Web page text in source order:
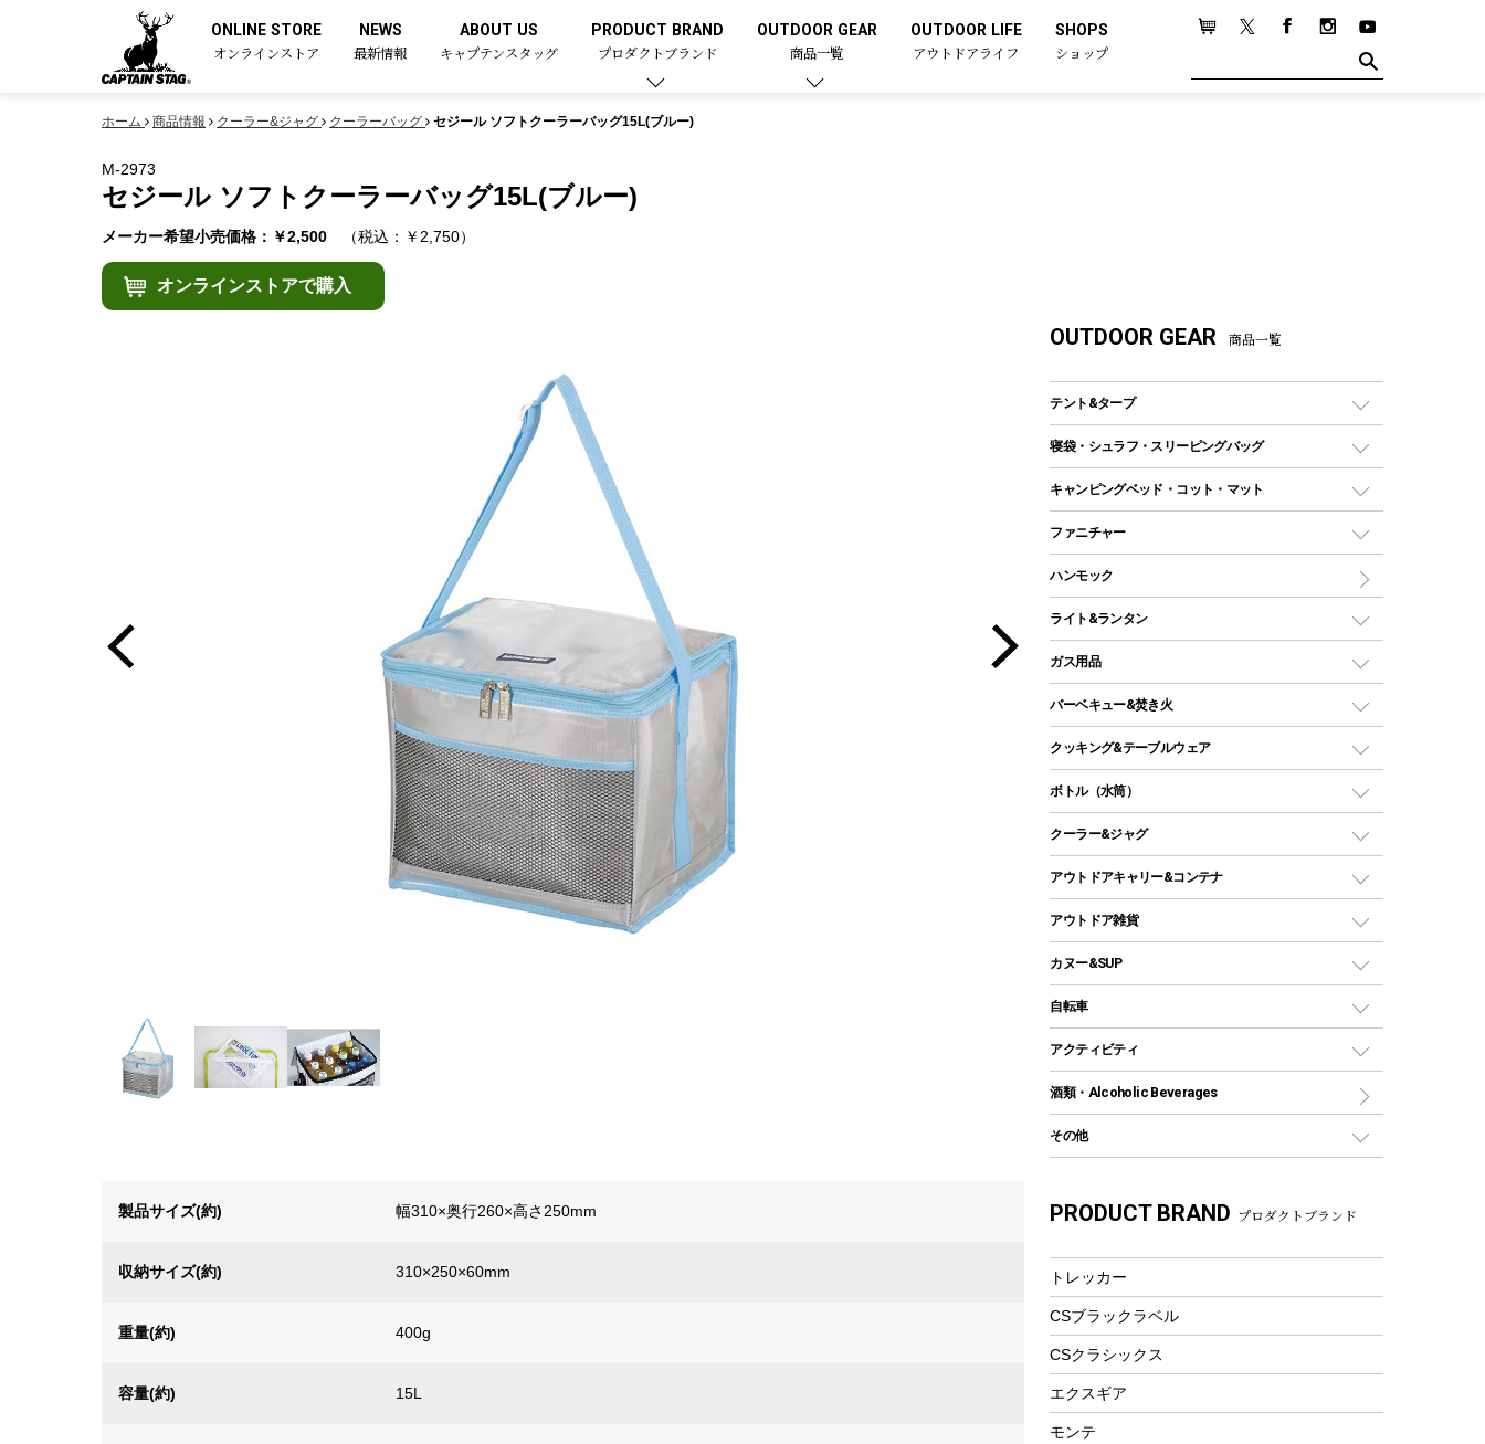
ONLINE STORE
オンラインストア
NEWS
最新情報
ABOUT US
キャプテンスタッグ
PRODUCT BRAND
プロダクトブランド
OUTDOOR GEAR
商品一覧
OUTDOOR LIFE
アウトドアライフ
SHOPS
ショップ
ホーム 商品情報 クーラー&ジャグ クーラーバッグ セジール ソフトクーラーバッグ15L(ブルー)
M-2973
セジール ソフトクーラーバッグ15L(ブルー)
メーカー希望小売価格：￥2,500 （税込：￥2,750）
オンラインストアで購入
製品サイズ(約) 幅310×奥行260×高さ250mm
収納サイズ(約) 310×250×60mm
重量(約) 400g
容量(約) 15L
OUTDOOR GEAR 商品一覧
テント&タープ
テント
ツールームテント
ワンポールテント
シェルターテント
ロッジ型・オリジナルテント
タープ
スクエアタープ（レクタタープ）
メッシュタープ
自立式タープ
パラソル
テントアクセサリー
ペグ
グランドシート
ガイドロープ
ツール
寝袋・シュラフ・スリーピングバッグ
レクタングラー型（封筒型）シュラフ
インナーシュラフ
キャンピングベッド・コット・マット
キャンピングベッド・コット
インフレータブルマット
ファニチャー
アウトドアテーブル
レジャーシート
ハンモック
ライト&ランタン
LEDランタン
ガスランタン
オイルランタン
LEDライト
ヘッドライト
キャンドル
ガス用品
ガスバーナー
ガス缶
ガストーチ、ライター
バーベキュー&焚き火
バーベキューコンロ、グリル
焚き火台タイプ（ロースタイル）グリル
卓上タイプグリル
パーティータイプグリル
鉄板、アミ
焚き火台&ストーブ
火起こし
バーベキューツール
燃料・着火剤・炭
クッキング&テーブルウェア
ダッチオーブン
ホットサンドメーカー
クッカーセット
シェラカップ
クッキングツール
ナイフ
カトラリー
マグカップ、カップ
フードボトル
コーヒー&ミル
トレー
ランチョンマット
ランチボックス
ボトル（水筒）
ステンレスボトル
コップ付きタイプ
ワンタッチタイプ
プラスチックボトル
ディズニーボトル
クーラー&ジャグ
クーラーボックス
クーラーバッグ
ウォータージャグ
保冷剤
アウトドアキャリー&コンテナ
アウトドアキャリー
アウトドア雑貨
バックパック&バッグ
リュック、バックパック
トートバッグ、サコッシュ
ショッピングキャリー
その他アウトドア雑貨
レイン
ツール、他
カヌー&SUP
インフレータブル
カヤック
パドル
ヘルメット
アクセサリー
自転車
折りたたみ自転車
スポーツサイクル
シティサイクル
自転車用アクセサリー
自転車ウェア
アクティビティ
マリン
ラッシュガード
テント
フローティングベスト
ヘルメット
エアーポンプ
ウィンター
酒類・Alcoholic Beverages
その他
湯たんぽ
PRODUCT BRAND プロダクトブランド
トレッカー
CSブラックラベル
CSクラシックス
エクスギア
モンテ